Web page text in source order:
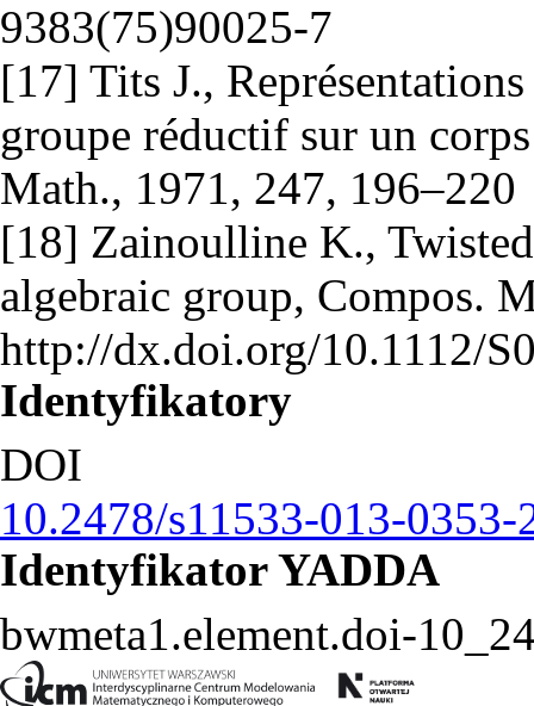
9383(75)90025-7
[17] Tits J.,
groupe réductif sur un
Math., 1971, 247, 196–220
[18] Zainoulline K.,
algebraic group, Compos.
http://dx.doi.org/10.1112/
Identyfikatory
DOI
10.2478/s11533-013-0353-
Identyfikator YADDA
bwmeta1.element.doi-